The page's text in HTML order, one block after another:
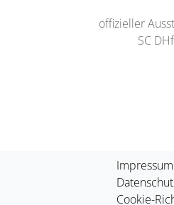
offizieller
SC
Impressum
Cookie-